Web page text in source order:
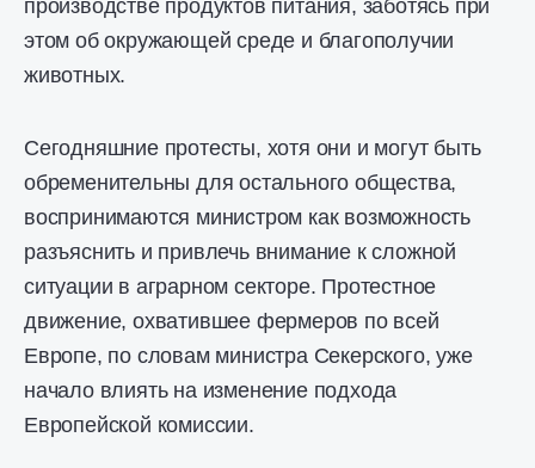
производстве продуктов питания, заботясь при
этом об окружающей среде и благополучии
животных.
Сегодняшние протесты, хотя они и могут быть
обременительны для остального общества,
воспринимаются министром как возможность
разъяснить и привлечь внимание к сложной
ситуации в аграрном секторе. Протестное
движение, охватившее фермеров по всей
Европе, по словам министра Секерского, уже
начало влиять на изменение подхода
Европейской комиссии.